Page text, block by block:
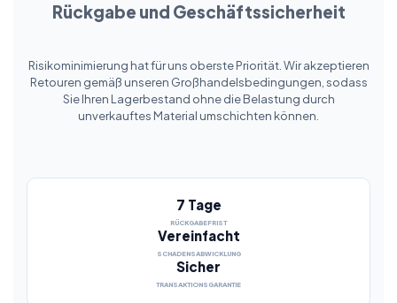
Rückgabe und Geschäftssicherheit
Risikominimierung hat für uns oberste Priorität. Wir akzeptieren
Retouren gemäß unseren Großhandelsbedingungen, sodass
Sie Ihren Lagerbestand ohne die Belastung durch
unverkauftes Material umschichten können.
7 Tage
RÜCKGABEFRIST
Vereinfacht
SCHADENSABWICKLUNG
Sicher
TRANSAKTIONSGARANTIE